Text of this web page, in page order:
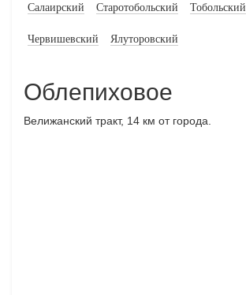
Салаирский Старотобольский Тобольский
Червишевский Ялуторовский
Облепиховое
Велижанский тракт, 14 км от города.